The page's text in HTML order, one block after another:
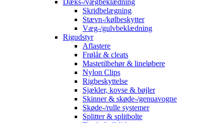
Dæks-/vægbeklædning
Skridbelægning
Stævn-/kølbeskytter
Væg-/gulvbeklædning
Rigudstyr
Aflastere
Frølår & cleats
Mastetilbehør & lineløbere
Nylon Clips
Rigbeskyttelse
Sjækler, kovse & bøjler
Skinner & skøde-/genuavogne
Skøde-/rulle systemer
Splitter & splitbolte